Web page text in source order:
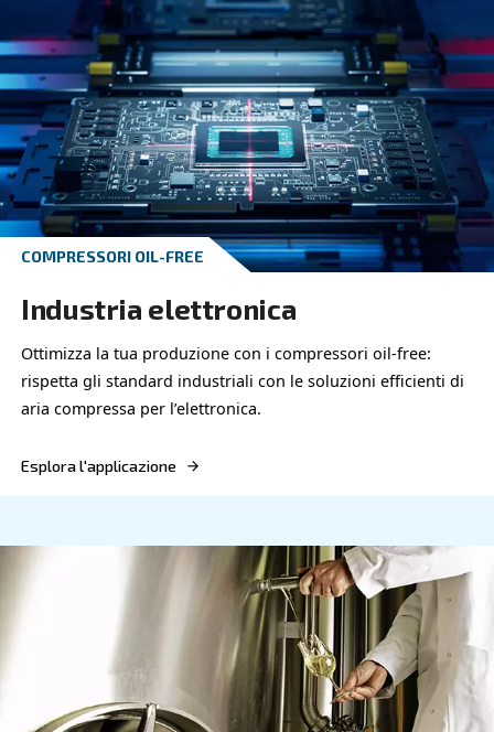
COMPRESSORI OIL-FREE
Settore chimico e
Migliora i processi con gli efficienti compressori
che offrono soluzioni di aria compressa affidabili
per l'industria chimica e farmaceutica
Esplora l'applicazione